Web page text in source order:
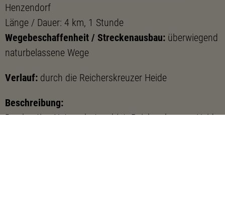
Henzendorf
Länge / Dauer: 4 km, 1 Stunde
Wegebeschaffenheit / Streckenausbau: überwiegend
naturbelassene Wege
Verlauf: durch die Reicherskreuzer Heide
Beschreibung:
Das heutige Naturschutzgebiet „Reicherskreuzer Heide